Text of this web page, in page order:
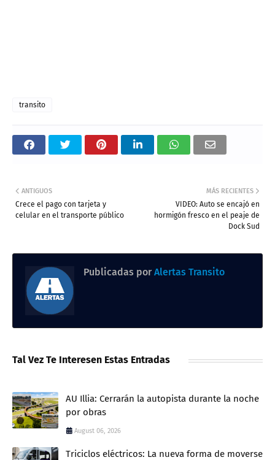
transito
MÁS RECIENTES
VIDEO: Auto se encajó en
hormigón fresco en el peaje de
Dock Sud
ANTIGUOS
Crece el pago con tarjeta y
celular en el transporte público
Publicadas por Alertas Transito
Tal Vez Te Interesen Estas Entradas
AU Illia: Cerrarán la autopista durante la noche
por obras
August 06, 2026
Triciclos eléctricos: La nueva forma de moverse